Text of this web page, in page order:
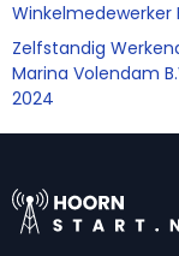
Winkelmedewerker
Zelfstandig
Marina Volendam
2024